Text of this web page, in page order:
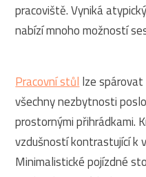
pracoviště. Vyniká
nabízí mnoho možností
Pracovní stůllze
všechny nezbytnosti
prostornými přihrádkami.
vzdušností kontrastující k
Minimalistické pojízdné